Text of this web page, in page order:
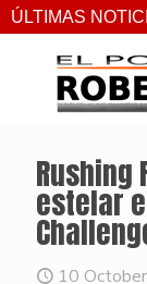
ÚLTIMAS
Jr. sorprendió
Rushing
estelar
10